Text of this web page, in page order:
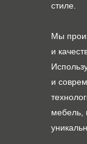
стиле.
Мы
и
и
мебель,